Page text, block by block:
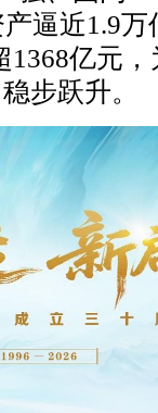
逼近1.9
1368亿元
步跃升。